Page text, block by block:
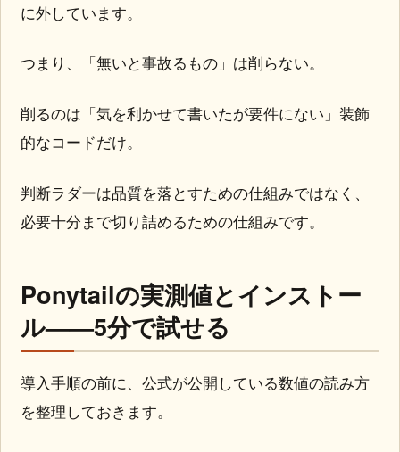
に外しています。
つまり、「無いと事故るもの」は削らない。
削るのは「気を利かせて書いたが要件にない」装飾
的なコードだけ。
判断ラダーは品質を落とすための仕組みではなく、
必要十分まで切り詰めるための仕組みです。
Ponytailの実測値とインストー
ル——5分で試せる
導入手順の前に、公式が公開している数値の読み方
を整理しておきます。